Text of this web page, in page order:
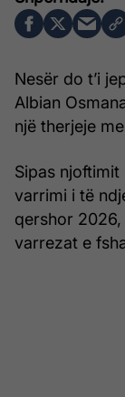
Nesër do t’i
Albian
një therjeje
Sipas
varrimi i të
qershor 2026,
varrezat e